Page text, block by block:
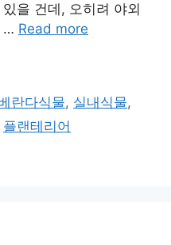
을 건데, 오히려 야외
… Read more
란다식물, 실내식물,
플랜테리어